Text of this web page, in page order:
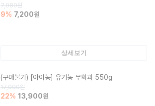
7,980원
9% 7,200원
상세보기
(구매불가) [아이농] 유기농 무화과 550g
17,900원
22% 13,900원